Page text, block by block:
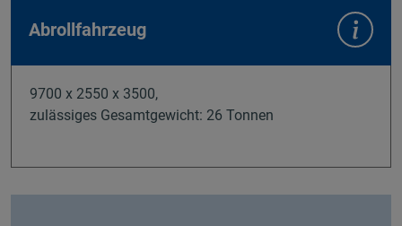
Abrollfahrzeug
9700 x 2550 x 3500,
zulässiges Gesamtgewicht: 26 Tonnen